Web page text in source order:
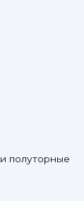
полуторные